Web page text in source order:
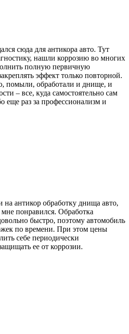
сюда для антикора авто. Тут
нашли коррозию во многих
полную первичную
эффект только повторной.
помыли, обработали и днище, и
– все, куда самостоятельно сам
еще раз за профессионализм и
антикор обработку днища авто,
понравился. Обработка
быстро, поэтому автомобиль
по времени. При этом цены
себе периодически
ее от коррозии.